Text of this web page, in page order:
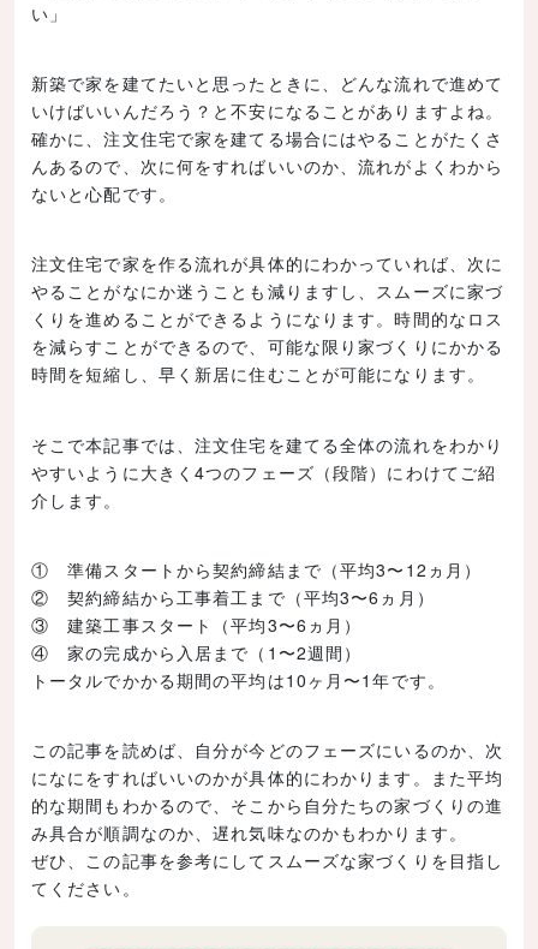
er book ックマー
ク
t
い」
新築で家を建てたいと思ったときに、どんな流れで進めて
いけばいいんだろう？と不安になることがありますよね。
確かに、注文住宅で家を建てる場合にはやることがたくさ
んあるので、次に何をすればいいのか、流れがよくわから
ないと心配です。
注文住宅で家を作る流れが具体的にわかっていれば、次に
やることがなにか迷うことも減りますし、スムーズに家づ
くりを進めることができるようになります。時間的なロス
を減らすことができるので、可能な限り家づくりにかかる
時間を短縮し、早く新居に住むことが可能になります。
そこで本記事では、注文住宅を建てる全体の流れをわかり
やすいように大きく4つのフェーズ（段階）にわけてご紹
介します。
① 準備スタートから契約締結まで（平均3〜12ヵ月）
② 契約締結から工事着工まで（平均3〜6ヵ月）
③ 建築工事スタート（平均3〜6ヵ月）
④ 家の完成から入居まで（1〜2週間）
トータルでかかる期間の平均は10ヶ月〜1年です。
この記事を読めば、自分が今どのフェーズにいるのか、次
になにをすればいいのかが具体的にわかります。また平均
的な期間もわかるので、そこから自分たちの家づくりの進
み具合が順調なのか、遅れ気味なのかもわかります。
ぜひ、この記事を参考にしてスムーズな家づくりを目指し
てください。